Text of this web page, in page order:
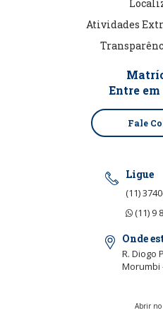
Atividades
Entre
Fale
Ligue
(11)
(11) 9
Onde
R. Diogo
Morumbi
Abrir no